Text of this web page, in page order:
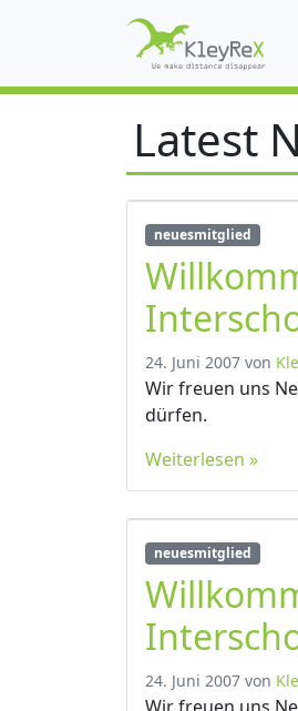
Latest
neuesmitglied
24. Juni 2007 von
Wir freuen uns
dürfen.
Weiterlesen »
neuesmitglied
24. Juni 2007 von